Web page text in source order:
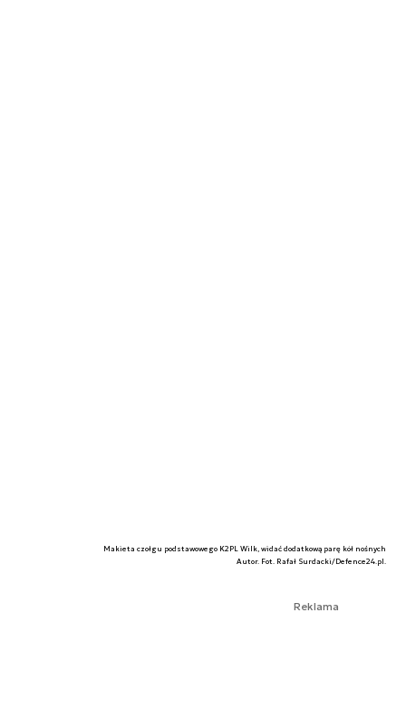
Makieta czołgu podstawowego K2PL Wilk, widać dodatkową parę kół nośnych
Autor. Fot. Rafał Surdacki/Defence24.pl.
Reklama